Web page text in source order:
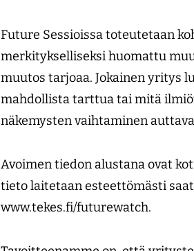
Future Sessioissa toteutetaan
merkitykselliseksi huomattu
muutos tarjoaa. Jokainen yritys
mahdollista tarttua tai mitä
näkemysten vaihtaminen
Avoimen tiedon alustana ovat
tieto laitetaan esteettömästi
www.tekes.fi/futurewatch.